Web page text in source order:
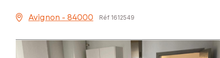
Avignon - 84000 Réf 1612549